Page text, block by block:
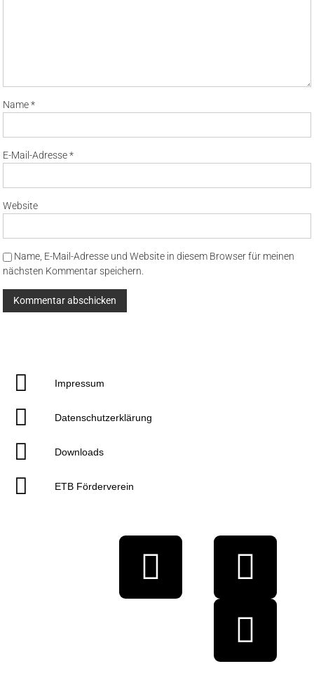
Name*
E-Mail-Adresse*
Website
Name, E-Mail-Adresse und Website in diesem Browser für meinen
nächsten Kommentar speichern.
Impressum
Datenschutzerklärung
Downloads
ETB Förderverein